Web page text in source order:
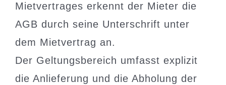
Mietvertrages erkennt der Mieter die
AGB durch seine Unterschrift unter
dem Mietvertrag an.
Der Geltungsbereich umfasst explizit
die Anlieferung und die Abholung der